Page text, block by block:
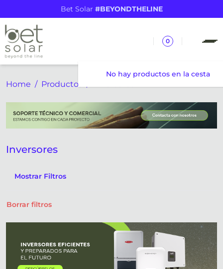
Bet Solar #BEYONDTHELINE
0
No hay productos en la cesta
Home Productos
Inversores
Mostrar Filtros
Borrar filtros
Accesorio inversores